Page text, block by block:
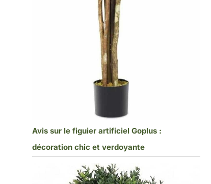
Avis sur le figuier artificiel Goplus :
décoration chic et verdoyante